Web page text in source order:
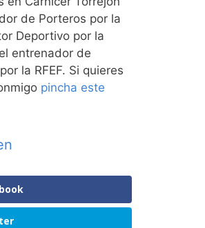
de Porteros por la
Deportivo por la
entrenador de
la RFEF. Si quieres
pincha este